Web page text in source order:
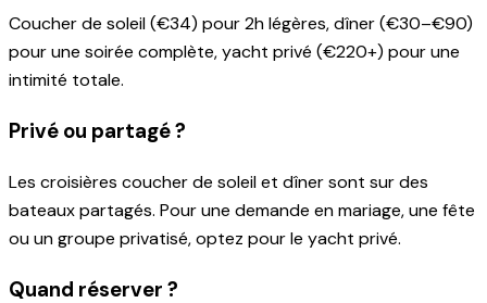
Coucher de soleil (€34) pour 2h légères, dîner (€30–€90)
pour une soirée complète, yacht privé (€220+) pour une
intimité totale.
Privé ou partagé ?
Les croisières coucher de soleil et dîner sont sur des
bateaux partagés. Pour une demande en mariage, une fête
ou un groupe privatisé, optez pour le yacht privé.
Quand réserver ?